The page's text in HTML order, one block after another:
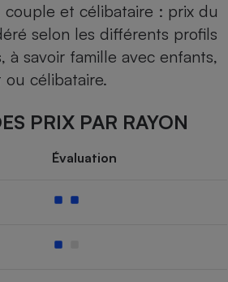
couple et célibataire : prix du
selon les différents profils
à savoir famille avec enfants,
célibataire.
PRIX PAR RAYON
Évaluation